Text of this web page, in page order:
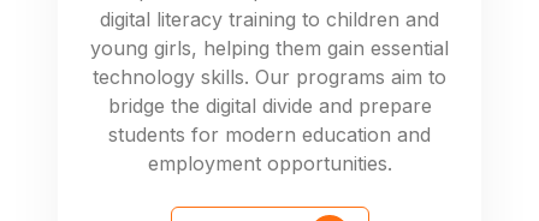
digital literacy training to children and
young girls, helping them gain essential
technology skills. Our programs aim to
bridge the digital divide and prepare
students for modern education and
employment opportunities.